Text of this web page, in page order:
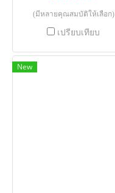
(มีหลายคุณสมบัติให้เลือก)
เปรียบเทียบ
New